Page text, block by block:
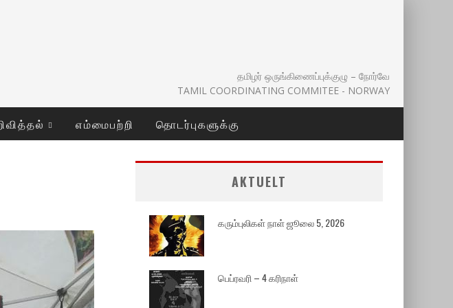
தமிழர் ஒருங்கிணைப்புக்குழு – நோர்வே
TAMIL COORDINATING COMMITEE - NORWAY
எம்மைபற்றி தொடர்புகளுக்கு
AKTUELT
கரும்புலிகள் நாள் ஜூலை 5, 2026
பெப்ரவரி – 4 கரிநாள்